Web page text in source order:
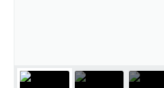
Recursos Liberados